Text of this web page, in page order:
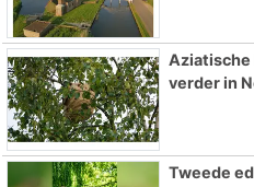
Aziatische
verder in
Tweede